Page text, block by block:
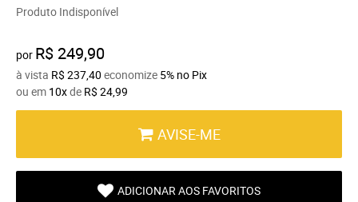
Produto Indisponível
por R$ 249,90
à vista R$ 237,40 economize 5% no Pix
ou em 10xde R$ 24,99
AVISE-ME
ADICIONAR AOS FAVORITOS